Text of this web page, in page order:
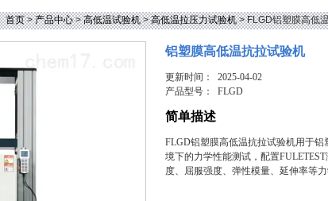
首页>产品中心>高低温试验机>高低温拉压力试验机> FLGD铝塑膜高低
铝塑膜高低温抗拉试验机
更新时间： 2025-04-02
产品型号：FLGD
简单描述
FLGD铝塑膜高低温抗拉试验机用于
境下的力学性能测试，配置
度、屈服强度、弹性模量、延伸率等力